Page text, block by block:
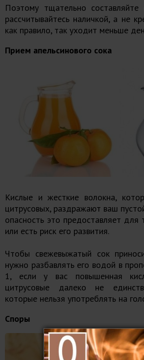
Поэтому тщательно составляйте
рассчитывайтесь наличкой, а не
как правило, так уходит меньше
Прием апельсинового сока
Кислые и жесткие волокна,
цитрусовых, раздражают ваш
опасность это предоставляет для
или есть риск его развития.
Чтобы свежевыжатый сок
нужно разбавлять его водой в
1, если у вас повышенная
цитрусовые далеко не
которые нельзя употреблять на
Споры